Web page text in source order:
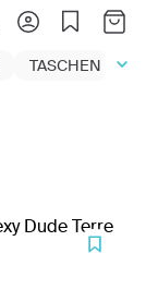
TASCHEN